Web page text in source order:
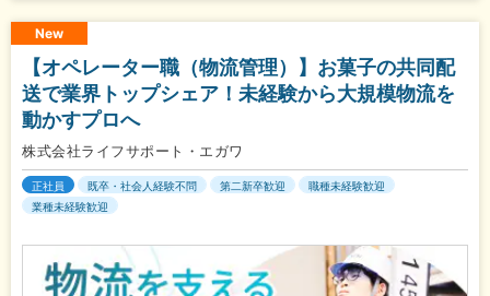
New
【オペレーター職（物流管理）】お菓子の共同配
送で業界トップシェア！未経験から大規模物流を
動かすプロへ
株式会社ライフサポート・エガワ
正社員 既卒・社会人経験不問 第二新卒歓迎
職種未経験歓迎
業種未経験歓迎